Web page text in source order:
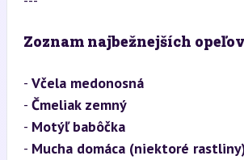
Zoznam najbežnejších
- Včela medonosná
- Čmeliak zemný
- Motýľ babôčka
- Mucha domáca (niektoré